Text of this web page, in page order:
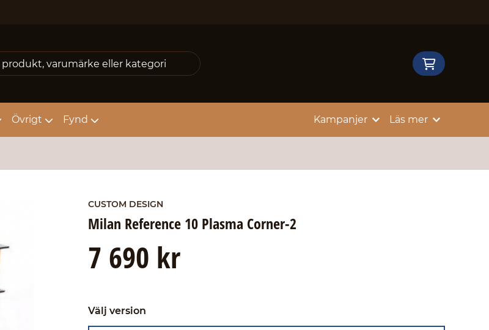
Övrigt Fynd Kampanjer Läs mer
CUSTOM DESIGN
Milan Reference 10 Plasma Corner-2
7 690 kr
Välj version